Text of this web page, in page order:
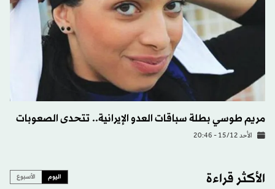
مريم طوسي بطلة سباقات العدو الإيرانية.. تتحدى الصعوبات
الأحد 15/12 - 20:46
الأكثر قراءة اليوم الأسبوع